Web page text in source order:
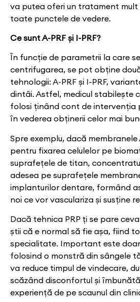
va putea oferi un tratament mult
toate punctele de vedere.
Ce sunt A-PRF și I-PRF?
În funcție de parametrii la care
centrifugarea, se pot obține
tehnologii: A-PRF și I-PRF,
dintâi. Astfel, medicul stabilește
folosi ținând cont de intervenția
în vederea obținerii celor mai
Spre exemplu, dacă membranele
pentru fixarea celulelor pe
suprafețele de titan,
adesea pe suprafețele
implanturilor dentare, formând
noi ce vor vasculariza și susține
Dacă tehnica PRP ți se pare
știi că e normal să fie așa, fiind
specialitate. Important este
folosind o monstră din sângele
va reduce timpul de vindecare,
scăzând disconfortul și
experiență de pe scaunul din